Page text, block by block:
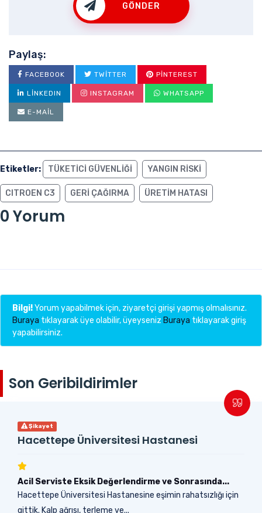
GÖNDER
Paylaş:
FACEBOOK TWITTER PINTEREST
LINKEDIN INSTAGRAM WHATSAPP
E-MAIL
Etiketler: TÜKETICI GÜVENLIĞI YANGIN RISKI
CITROEN C3 GERI ÇAĞIRMA ÜRETIM HATASI
0 Yorum
Bilgi!Yorum yapabilmek için, ziyaretçi girişi yapmış olmalısınız.
Buraya tıklayarak üye olabilir, üyeyseniz Buraya tıklayarak giriş
yapabilirsiniz.
Son Geribildirimler
Şikayet
Hacettepe Üniversitesi Hastanesi
Acil Serviste Eksik Değerlendirme ve Sonrasında...
Hacettepe Üniversitesi Hastanesine eşimin rahatsızlığı için
gittik. Kalp ağrısı, terleme ve...